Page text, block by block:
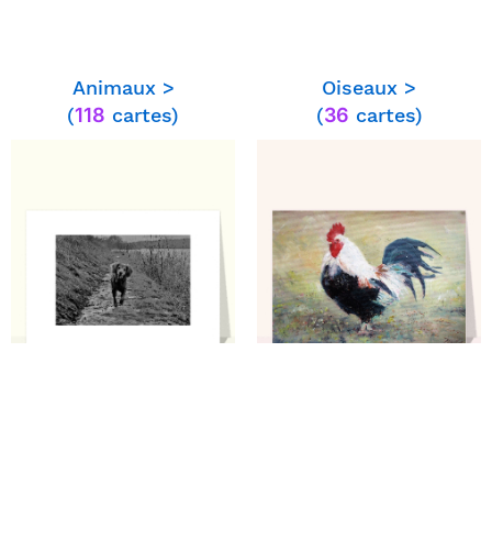
⭐⭐⭐⭐ le 10/09/23 : Il est trop mignon,est
mon destinataire adore les chats
⭐⭐⭐⭐ le 27/07/23 : Le dessin est très
mignon,mais le fond et à retravailler car
sombre.
⭐⭐⭐⭐⭐ le 07/07/23 : Envoi respecté
Animaux >
(118 cartes)
Oiseaux >
(36 cartes)